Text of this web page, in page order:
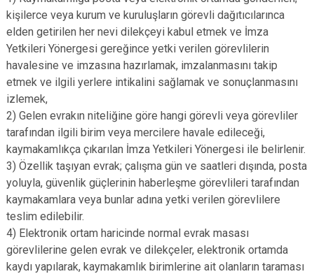
Mahmudiye
Tepebaşı
kişilerce veya kurum ve kuruluşların görevli dağıtıcılarınca
elden getirilen her nevi dilekçeyi kabul etmek ve İmza
Yetkileri Yönergesi gereğince yetki verilen görevlilerin
havalesine ve imzasına hazırlamak, imzalanmasını takip
etmek ve ilgili yerlere intikalini sağlamak ve sonuçlanmasını
izlemek,
2) Gelen evrakın niteliğine göre hangi görevli veya görevliler
tarafından ilgili birim veya mercilere havale edileceği,
kaymakamlıkça çıkarılan İmza Yetkileri Yönergesi ile belirlenir.
3) Özellik taşıyan evrak; çalışma gün ve saatleri dışında, posta
yoluyla, güvenlik güçlerinin haberleşme görevlileri tarafından
kaymakamlara veya bunlar adına yetki verilen görevlilere
teslim edilebilir.
4) Elektronik ortam haricinde normal evrak masası
görevlilerine gelen evrak ve dilekçeler, elektronik ortamda
kaydı yapılarak, kaymakamlık birimlerine ait olanların taraması